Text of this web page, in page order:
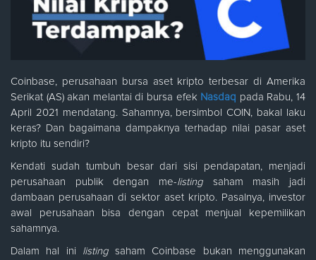
Coinbase, perusahaan bursa aset kripto terbesar di Amerika
Serikat (AS) akan melantai di bursa efek Nasdaq pada Rabu, 14
April 2021 mendatang. Sahamnya, bersimbol COIN, bakal laku
keras? Dan bagaimana dampaknya terhadap nilai pasar aset
kripto itu sendiri?
Kendati sudah tumbuh besar dari sisi pendapatan, menjadi
perusahaan publik dengan me-listing saham masih jadi
dambaan perusahaan di sektor aset kripto. Pasalnya, investor
awal perusahaan bisa dengan cepat menjual kepemilikan
sahamnya.
Dalam hal ini listingsaham Coinbase bukan menggunakan